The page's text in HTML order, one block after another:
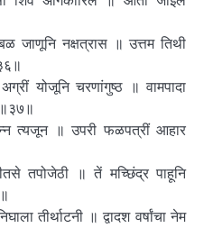
जाणूनि नक्षत्रास ॥ उत्तम तिथी
योजूनि चरणांगुष्ठ ॥ वामपादा
॥३७॥
त्यजून ॥ उपरी फळपत्रीं आहार
तपोजेठी ॥ तें मच्छिंद्र पाहूनि
तीर्थाटनी ॥ द्वादश वर्षांचा नेम